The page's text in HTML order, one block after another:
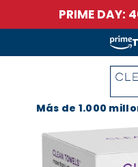
PRIME DAY:
Más de 1.000